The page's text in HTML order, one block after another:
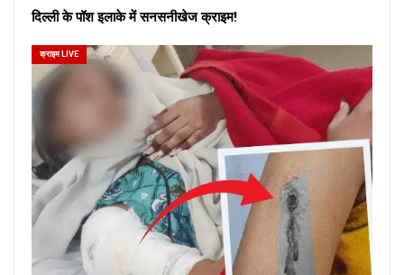
दिल्ली के पॉश इलाके में सनसनीखेज क्राइम!
क्राइम LIVE